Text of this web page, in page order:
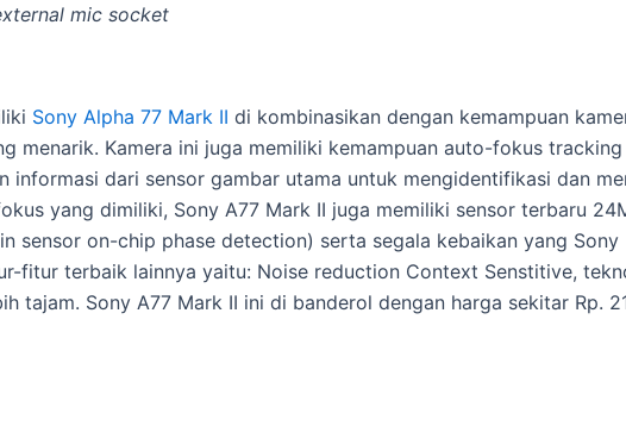
mic socket
Sony Alpha 77 Mark II di kombinasikan dengan kemampuan
menarik. Kamera ini juga memiliki kemampuan auto-fokus
informasi dari sensor gambar utama untuk mengidentifikasi dan
yang dimiliki, Sony A77 Mark II juga memiliki sensor terbaru
sensor on-chip phase detection) serta segala kebaikan yang
fitur terbaik lainnya yaitu: Noise reduction Context Senstitive,
tajam. Sony A77 Mark II ini di banderol dengan harga sekitar Rp.